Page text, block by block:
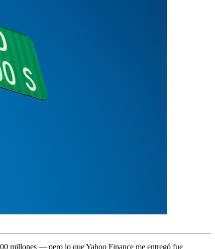
millones — pero lo que Yahoo Finance me entregó fue